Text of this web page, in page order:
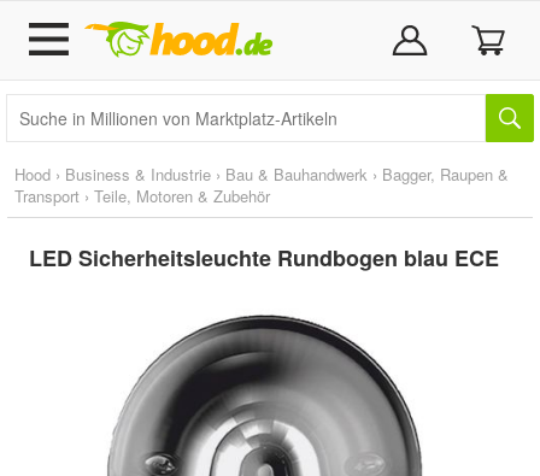
Hood › Business & Industrie › Bau & Bauhandwerk › Bagger, Raupen &
Transport › Teile, Motoren & Zubehör
LED Sicherheitsleuchte Rundbogen blau ECE